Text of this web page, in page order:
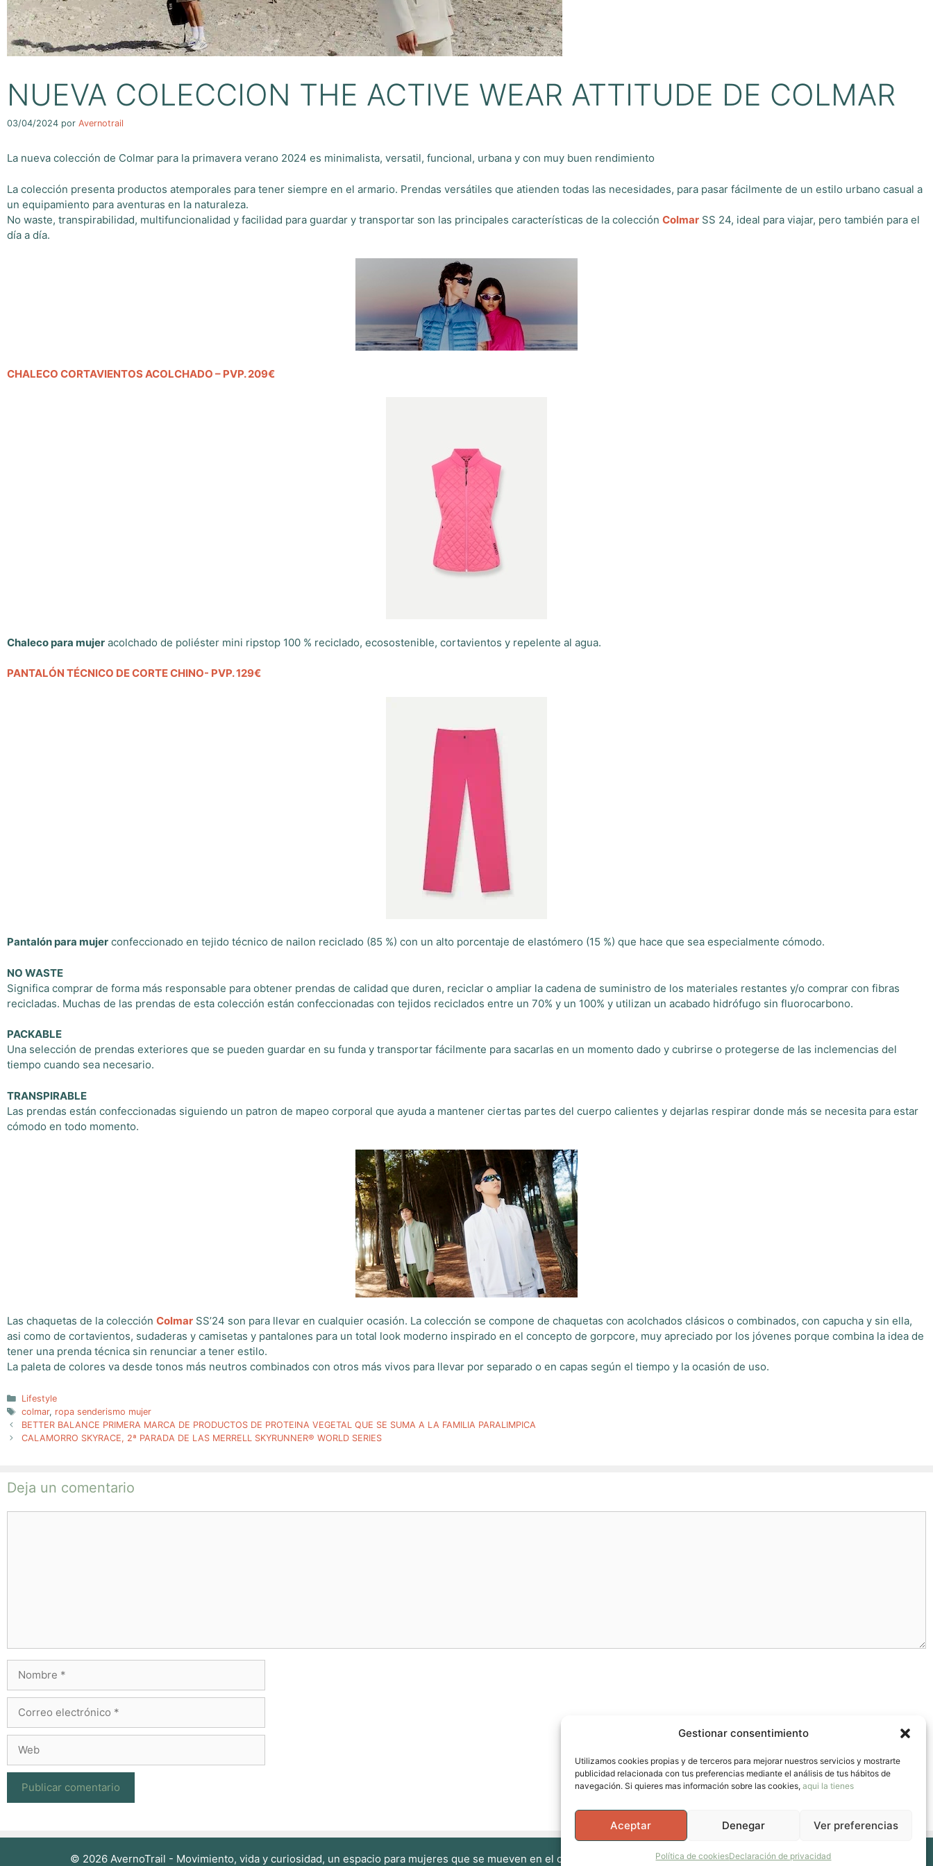
Gestionar consentimiento
Utilizamos cookies propias y de terceros para mejorar nuestros servicios y mostrarte
publicidad relacionada con tus preferencias mediante el análisis de tus hábitos de
navegación. Si quieres mas información sobre las cookies, aqui la tienes
Aceptar Denegar Ver preferencias
Política de cookiesDeclaración de privacidad
NUEVA COLECCION THE ACTIVE WEAR ATTITUDE DE COLMAR
03/04/2024 por Avernotrail
La nueva colección de Colmar para la primavera verano 2024 es minimalista, versatil, funcional, urbana y con muy buen rendimiento
La colección presenta productos atemporales para tener siempre en el armario. Prendas versátiles que atienden todas las necesidades, para pasar fácilmente de un estilo urbano casual a
un equipamiento para aventuras en la naturaleza.
No waste, transpirabilidad, multifuncionalidad y facilidad para guardar y transportar son las principales características de la colección Colmar SS 24, ideal para viajar, pero también para el
día a día.
CHALECO CORTAVIENTOS ACOLCHADO – PVP. 209€
Chaleco para mujer acolchado de poliéster mini ripstop 100 % reciclado, ecosostenible, cortavientos y repelente al agua.
PANTALÓN TÉCNICO DE CORTE CHINO- PVP. 129€
Pantalón para mujer confeccionado en tejido técnico de nailon reciclado (85 %) con un alto porcentaje de elastómero (15 %) que hace que sea especialmente cómodo.
NO WASTE
Significa comprar de forma más responsable para obtener prendas de calidad que duren, reciclar o ampliar la cadena de suministro de los materiales restantes y/o comprar con fibras
recicladas. Muchas de las prendas de esta colección están confeccionadas con tejidos reciclados entre un 70% y un 100% у utilizan un acabado hidrófugo sin fluorocarbono.
PACKABLE
Una selección de prendas exteriores que se pueden guardar en su funda y transportar fácilmente para sacarlas en un momento dado y cubrirse o protegerse de las inclemencias del
tiempo cuando sea necesario.
TRANSPIRABLE
Las prendas están confeccionadas siguiendo un patron de mapeo corporal que ayuda a mantener ciertas partes del cuerpo calientes y dejarlas respirar donde más se necesita para estar
cómodo en todo momento.
Las chaquetas de la colección Colmar SS’24 son para llevar en cualquier ocasión. La colección se compone de chaquetas con acolchados clásicos o combinados, con capucha y sin ella,
asi como de cortavientos, sudaderas y camisetas y pantalones para un total look moderno inspirado en el concepto de gorpcore, muy apreciado por los jóvenes porque combina la idea de
tener una prenda técnica sin renunciar a tener estilo.
La paleta de colores va desde tonos más neutros combinados con otros más vivos para llevar por separado o en capas según el tiempo y la ocasión de uso.
Categorías
Lifestyle
Etiquetas
colmar, ropa senderismo mujer
BETTER BALANCE PRIMERA MARCA DE PRODUCTOS DE PROTEINA VEGETAL QUE SE SUMA A LA FAMILIA PARALIMPICA
CALAMORRO SKYRACE, 2ª PARADA DE LAS MERRELL SKYRUNNER® WORLD SERIES
Deja un comentario
electrónico
© 2026 AvernoTrail - Movimiento, vida y curiosidad, un espacio para mujeres que se mueven en el cuerpo, en la cabeza y en la vida.• Creado conGeneratePress